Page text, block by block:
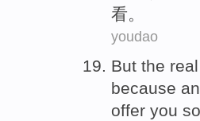
看。
youdao
But the real
because
offer you